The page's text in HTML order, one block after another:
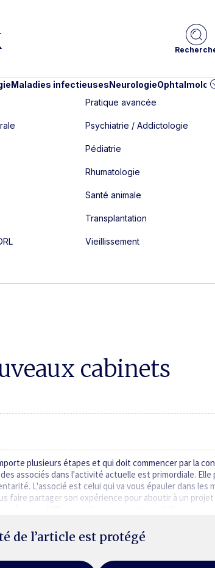
Maladies infectieusesNeurologie
Pratique avancée
Psychiatrie / Addictologie
Pédiatrie
Rhumatologie
Santé animale
Transplantation
Vieillissement
cabinets
plusieurs étapes et qui doit commencer par la
associés dans l'activité actuelle est primordiale. Elle
L'associé est celui qui va vous épauler dans les
faire partager son expérience pour aboutir à un projet
de l’article est protégé